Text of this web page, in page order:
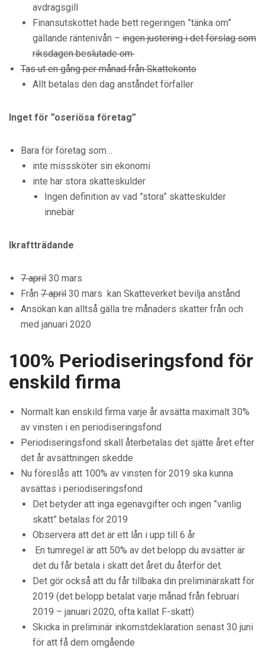
avdragsgill
Finansutskottet hade bett regeringen ”tänka om”
gällande räntenivån – ingen justering i det förslag som
riksdagen beslutade om
Tas ut en gång per månad från Skattekonto
Allt betalas den dag anståndet förfaller
Inget för ”oseriösa företag”
Bara för företag som…
inte misssköter sin ekonomi
inte har stora skatteskulder
Ingen definition av vad ”stora” skatteskulder
innebär
Ikraftträdande
7 april 30 mars
Från 7 april 30 mars kan Skatteverket bevilja anstånd
Ansökan kan alltså gälla tre månaders skatter från och
med januari 2020
100% Periodiseringsfond för
enskild firma
Normalt kan enskild firma varje år avsätta maximalt 30%
av vinsten i en periodiseringsfond
Periodiseringsfond skall återbetalas det sjätte året efter
det år avsättningen skedde
Nu föreslås att 100% av vinsten för 2019 ska kunna
avsättas i periodiseringsfond
Det betyder att inga egenavgifter och ingen ”vanlig
skatt” betalas för 2019
Observera att det är ett lån i upp till 6 år
En tumregel är att 50% av det belopp du avsätter är
det du får betala i skatt det året du återför det.
Det gör också att du får tillbaka din preliminärskatt för
2019 (det belopp betalat varje månad från februari
2019 – januari 2020, ofta kallat F-skatt)
Skicka in preliminär inkomstdeklaration senast 30 juni
för att få dem omgående